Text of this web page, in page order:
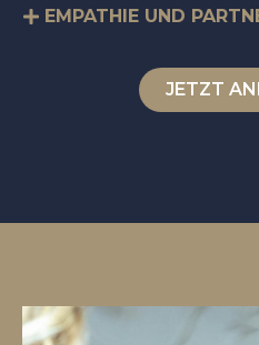
EMPATHIE UND
JETZT